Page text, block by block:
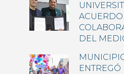
DEL
ENTREGÓ